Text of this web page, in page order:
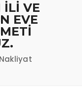
İLİ VE
EVE